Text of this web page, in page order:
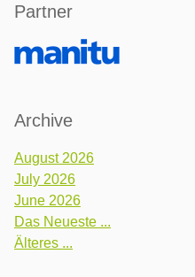
Partner
Archive
August 2026
July 2026
June 2026
Das Neueste ...
Älteres ...